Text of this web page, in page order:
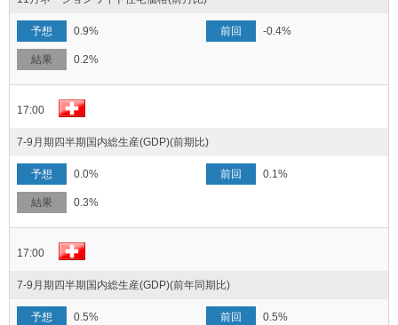
0.9% -0.4%
0.2%
17:00
7-9月期四半期国内総生産(GDP)(前期比)
0.0% 0.1%
0.3%
17:00
7-9月期四半期国内総生産(GDP)(前年同期比)
0.5% 0.5%